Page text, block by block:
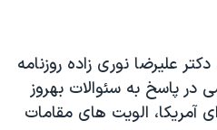
عليرضا نوری زاده روزنامه
در پاسخ به سئوالات بهروز
الويت های مقامات